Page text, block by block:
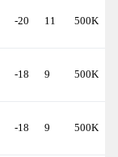
-20 11 500K
-18 9 500K
-18 9 500K